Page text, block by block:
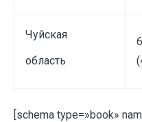
Чуйская
область
[schema type=»book»